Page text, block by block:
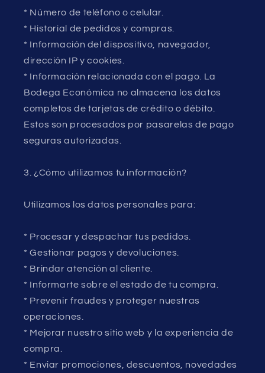
* Número de teléfono o celular.
* Historial de pedidos y compras.
* Información del dispositivo, navegador,
dirección IP y cookies.
* Información relacionada con el pago. La
Bodega Económica no almacena los datos
completos de tarjetas de crédito o débito.
Estos son procesados por pasarelas de pago
seguras autorizadas.
3. ¿Cómo utilizamos tu información?
Utilizamos los datos personales para:
* Procesar y despachar tus pedidos.
* Gestionar pagos y devoluciones.
* Brindar atención al cliente.
* Informarte sobre el estado de tu compra.
* Prevenir fraudes y proteger nuestras
operaciones.
* Mejorar nuestro sitio web y la experiencia de
compra.
* Enviar promociones, descuentos, novedades